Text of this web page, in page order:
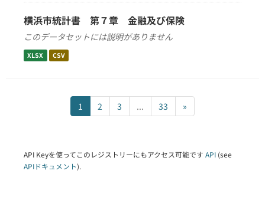
横浜市統計書 第７章 金融及び保険
このデータセットには説明がありません
XLSX CSV
1 2 3 ... 33 »
API Keyを使ってこのレジストリーにもアクセス可能です API (see
APIドキュメント).